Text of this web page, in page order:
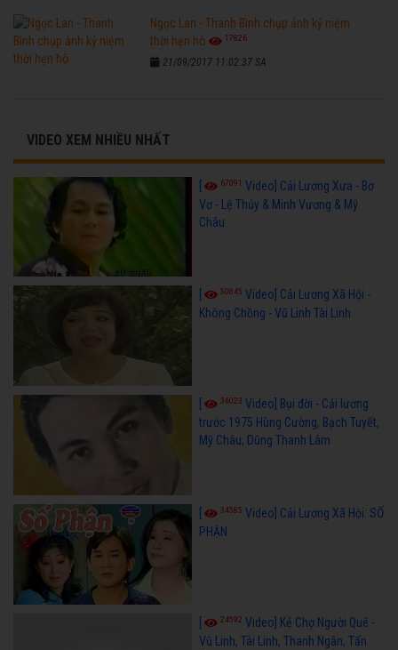
Ngọc Lan - Thanh Bình chụp ảnh kỷ niệm
thời hẹn hò
17826
21/09/2017 11:02:37 SA
VIDEO XEM NHIỀU NHẤT
[ 67091 Video] Cải Lương Xưa - Bơ
Vơ - Lệ Thủy & Minh Vương & Mỹ
Châu
50845 Video] Cải Lương Xã Hội -
Không Chồng - Vũ Linh Tài Linh
36023 Video] Bụi đời - Cải lương
trước 1975 Hùng Cường, Bạch Tuyết,
Mỹ Châu, Dũng Thanh Lâm
34585 Video] Cải Lương Xã Hội: SỐ
PHẬN
24592 Video] Kẻ Chợ Người Quê -
Vũ Linh, Tài Linh, Thanh Ngân, Tấn